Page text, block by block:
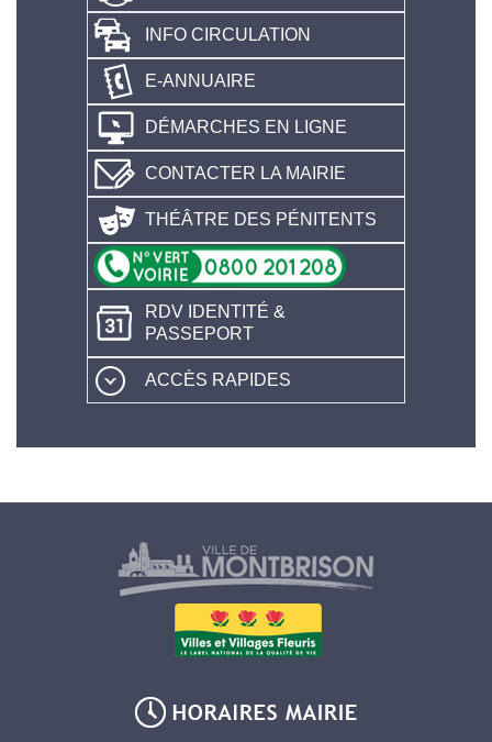
INFO CIRCULATION
E-ANNUAIRE
DÉMARCHES EN LIGNE
CONTACTER LA MAIRIE
THÉÂTRE DES PÉNITENTS
RDV IDENTITÉ &
PASSEPORT
ACCÈS RAPIDES